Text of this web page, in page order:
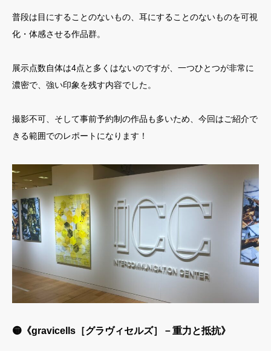
普段は目にすることのないもの、耳にすることのないものを可視
化・体感させる作品群。
展示点数自体は4点と多くはないのですが、一つひとつが非常に
濃密で、強い印象を残す内容でした。
撮影不可、そして事前予約制の作品も多いため、今回はご紹介で
きる範囲でのレポートになります！
🟡《gravicells［グラヴィセルズ］－重力と抵抗》
MAPPING WORLD
会員専用サイト利用規約